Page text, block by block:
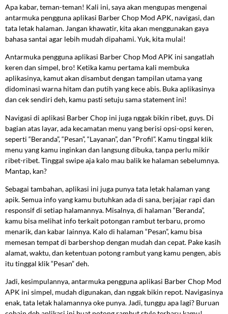
Apa kabar, teman-teman! Kali ini, saya akan mengupas mengenai
antarmuka pengguna aplikasi Barber Chop Mod APK, navigasi, dan
tata letak halaman. Jangan khawatir, kita akan menggunakan gaya
bahasa santai agar lebih mudah dipahami. Yuk, kita mulai!
Antarmuka pengguna aplikasi Barber Chop Mod APK ini sangatlah
keren dan simpel, bro! Ketika kamu pertama kali membuka
aplikasinya, kamut akan disambut dengan tampilan utama yang
didominasi warna hitam dan putih yang kece abis. Buka aplikasinya
dan cek sendiri deh, kamu pasti setuju sama statement ini!
Navigasi di aplikasi Barber Chop ini juga nggak bikin ribet, guys. Di
bagian atas layar, ada kecamatan menu yang berisi opsi-opsi keren,
seperti “Beranda”, “Pesan”, “Layanan”, dan “Profil”. Kamu tinggal klik
menu yang kamu inginkan dan langsung dibuka, tanpa perlu mikir
ribet-ribet. Tinggal swipe aja kalo mau balik ke halaman sebelumnya.
Mantap, kan?
Sebagai tambahan, aplikasi ini juga punya tata letak halaman yang
apik. Semua info yang kamu butuhkan ada di sana, berjajar rapi dan
responsif di setiap halamannya. Misalnya, di halaman “Beranda”,
kamu bisa melihat info terkait potongan rambut terbaru, promo
menarik, dan kabar lainnya. Kalo di halaman “Pesan”, kamu bisa
memesan tempat di barbershop dengan mudah dan cepat. Pake kasih
alamat, waktu, dan ketentuan potong rambut yang kamu pengen, abis
itu tinggal klik “Pesan” deh.
Jadi, kesimpulannya, antarmuka pengguna aplikasi Barber Chop Mod
APK ini simpel, mudah digunakan, dan nggak bikin repot. Navigasinya
enak, tata letak halamannya oke punya. Jadi, tunggu apa lagi? Buruan